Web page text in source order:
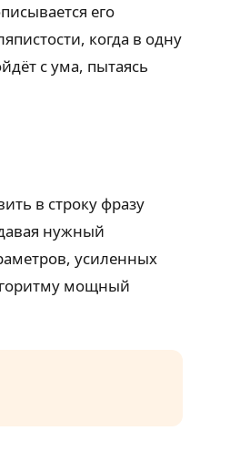
его
когда в одну
с ума, пытаясь
в строку фразу
нужный
усиленных
мощный